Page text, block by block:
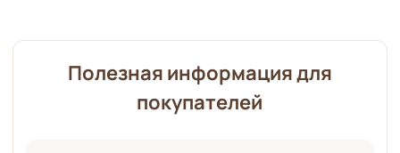
Полезная информация для
покупателей